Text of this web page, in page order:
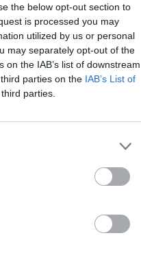
the below opt-out section to
is processed you may
utilized by us or personal
may separately opt-out of the
the IAB’s list of downstream
parties on the IAB’s List of
parties.
a reconocerla.